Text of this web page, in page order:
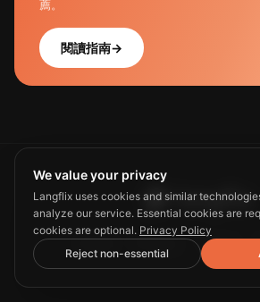
薦。
閱讀指南→
Guide Privacy Terms
We value your privacy
Langflix uses cookies and similar
analyze our service. Essential cookies are
cookies are optional. Privacy Policy
Reject non-essential